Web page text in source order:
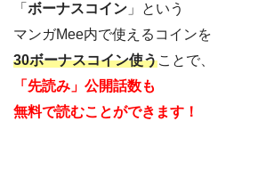
「 ボーナスコイン 」という
マンガMee内で使えるコインを
30ボーナスコイン使うことで、
「先読み」公開話数も
無料で読むことができます！